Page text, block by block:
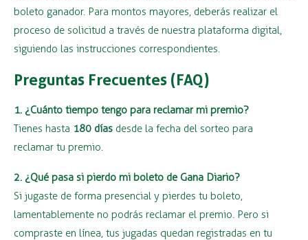
boleto ganador. Para montos mayores, deberás realizar el
proceso de solicitud a través de nuestra plataforma digital,
siguiendo las instrucciones correspondientes.
Preguntas Frecuentes (FAQ)
1. ¿Cuánto tiempo tengo para reclamar mi premio?
Tienes hasta 180 días desde la fecha del sorteo para
reclamar tu premio.
2. ¿Qué pasa si pierdo mi boleto de Gana Diario?
Si jugaste de forma presencial y pierdes tu boleto,
lamentablemente no podrás reclamar el premio. Pero si
compraste en línea, tus jugadas quedan registradas en tu